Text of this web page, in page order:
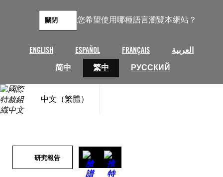
您希望使用哪種語言瀏覽本網站？
ENGLISH ESPAÑOL FRANÇAIS
العربية
简中
繁中 РУССКИЙ
關閉
中文（繁體）
研究報告